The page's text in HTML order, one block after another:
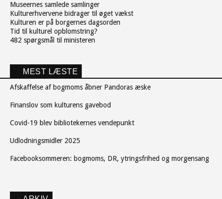
Museernes samlede samlinger
Kulturerhvervene bidrager til øget vækst
Kulturen er på borgernes dagsorden
Tid til kulturel opblomstring?
482 spørgsmål til ministeren
MEST LÆSTE
Afskaffelse af bogmoms åbner Pandoras æske
Finanslov som kulturens gavebod
Covid-19 blev bibliotekernes vendepunkt
Udlodningsmidler 2025
Facebooksommeren: bogmoms, DR, ytringsfrihed og morgensang